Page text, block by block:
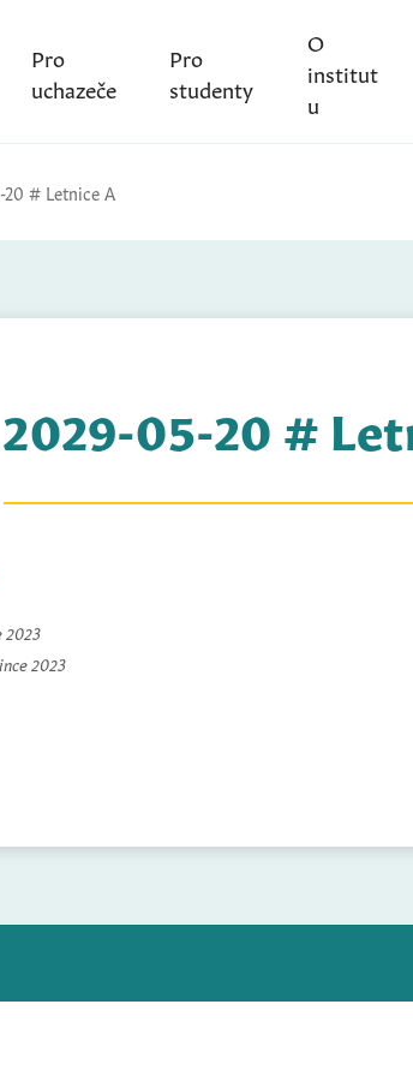
Pro
uchazeče
Pro
studenty
O
institut
u
20 # Letnice A
2029-05-20 #
2023
2023